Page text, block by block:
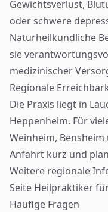
Gewichtsverlust,
oder schwere
Naturheilkundliche
sie
medizinischer
Regionale
Die Praxis liegt in
Heppenheim. Für
Weinheim,
Anfahrt kurz und
Weitere regionale
Seite Heilpraktiker
Häufige Fragen